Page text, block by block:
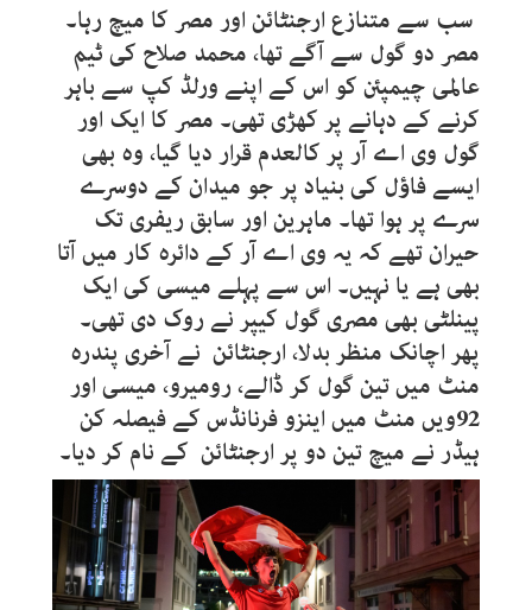
سب سے متنازع ارجنٹائن اور مصر کا میچ رہا۔
مصر دو گول سے آگے تھا، محمد صلاح کی ٹیم
عالمی چیمپئن کو اس کے اپنے ورلڈ کپ سے باہر
کرنے کے دہانے پر کھڑی تھی۔ مصر کا ایک اور
گول وی اے آر پر کالعدم قرار دیا گیا، وہ بھی
ایسے فاؤل کی بنیاد پر جو میدان کے دوسرے
سرے پر ہوا تھا۔ ماہرین اور سابق ریفری تک
حیران تھے کہ یہ وی اے آر کے دائرہ کار میں آتا
بھی ہے یا نہیں۔ اس سے پہلے میسی کی ایک
پینلٹی بھی مصری گول کیپر نے روک دی تھی۔
پھر اچانک منظر بدلا، ارجنٹائن نے آخری پندرہ
منٹ میں تین گول کر ڈالے، رومیرو، میسی اور
92ویں منٹ میں اینزو فرنانڈس کے فیصلہ کن
ہیڈر نے میچ تین دو پر ارجنٹائن کے نام کر دیا۔